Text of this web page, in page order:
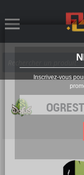
Inscrivez-vous